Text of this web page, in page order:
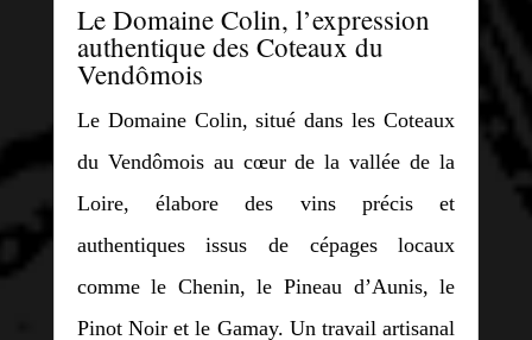
Le Domaine Colin, l’expression
authentique des Coteaux du
Vendômois
Le Domaine Colin, situé dans les Coteaux
du Vendômois au cœur de la vallée de la
Loire, élabore des vins précis et
authentiques issus de cépages locaux
comme le Chenin, le Pineau d’Aunis, le
Pinot Noir et le Gamay. Un travail artisanal